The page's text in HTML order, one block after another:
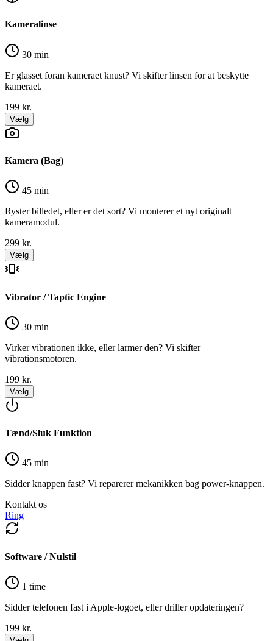
Kameralinse
30 min
Er glasset foran kameraet knust? Vi skifter linsen for at beskytte
kameraet.
199 kr.
Vælg
Kamera (Bag)
45 min
Ryster billedet, eller er det sort? Vi monterer et nyt originalt
kameramodul.
299 kr.
Vælg
Vibrator / Taptic Engine
30 min
Virker vibrationen ikke, eller larmer den? Vi skifter
vibrationsmotoren.
199 kr.
Vælg
Tænd/Sluk Funktion
45 min
Sidder knappen fast? Vi reparerer mekanikken bag power-knappen.
Kontakt os
Ring
Software / Nulstil
1 time
Sidder telefonen fast i Apple-logoet, eller driller opdateringen?
199 kr.